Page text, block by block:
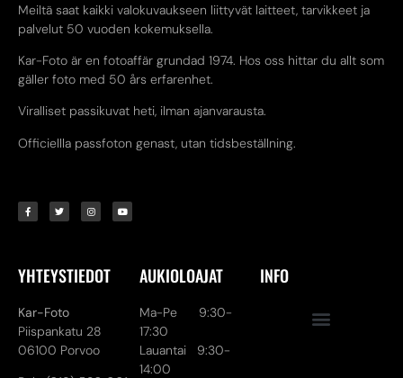
Meiltä saat kaikki valokuvaukseen liittyvät laitteet, tarvikkeet ja
palvelut 50 vuoden kokemuksella.
Kar-Foto är en fotoaffär grundad 1974. Hos oss hittar du allt som
gäller foto med 50 års erfarenhet.
Viralliset passikuvat heti, ilman ajanvarausta.
Officiellla passfoton genast, utan tidsbeställning.
YHTEYSTIEDOT
Kar-Foto
Piispankatu 28
06100 Porvoo
AUKIOLOAJAT
Ma-Pe 9:30-
17:30
Lauantai 9:30-
14:00
INFO